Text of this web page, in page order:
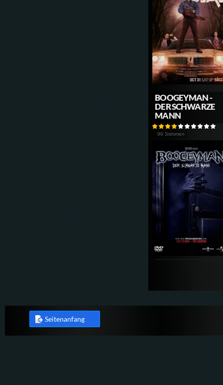
BOOGEYMAN -
DER SCHWARZE
MANN
96 Stimmen
Seitenanfang